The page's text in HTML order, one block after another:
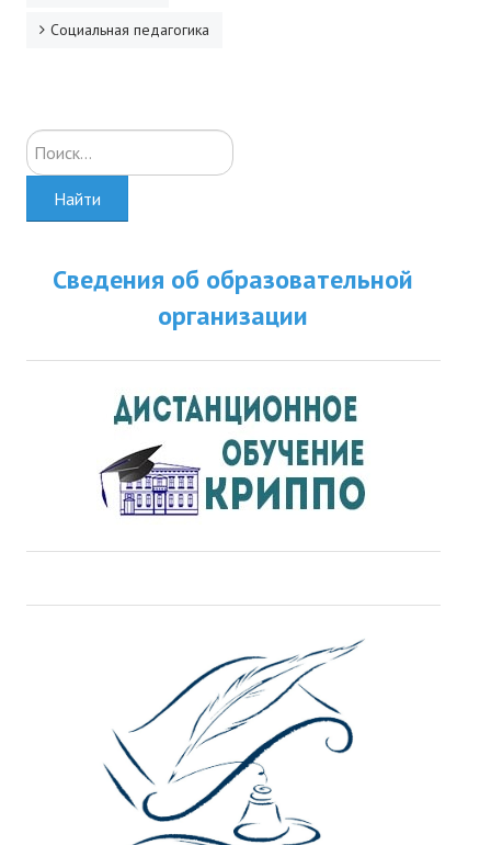
Социальная педагогика
Искать...
Найти
Сведения об образовательной
организации